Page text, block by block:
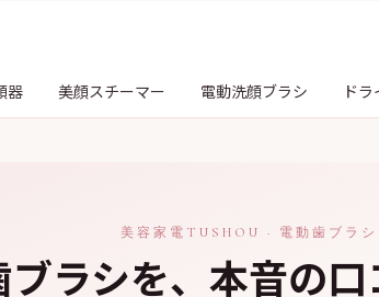
器 美顔スチーマー 電動洗顔ブラシ ド
美容家電TUSHOU · 電動歯ブラシ
ラシを、本音の口